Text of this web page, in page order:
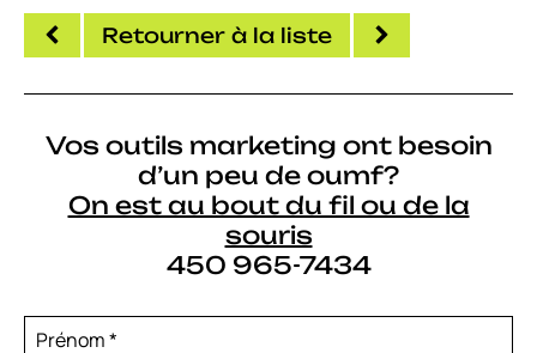
Retourner à la liste
Vos outils marketing ont besoin
d’un peu de oumf?
On est au bout du fil ou de la
souris
450 965-7434
Prénom*